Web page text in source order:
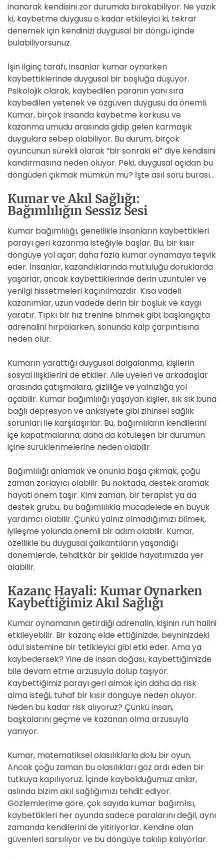
inanarak kendisini zor durumda bırakabiliyor. Ne yazık
ki, kaybetme duygusu o kadar etkileyici ki, tekrar
denemek için kendinizi duygusal bir döngü içinde
bulabiliyorsunuz.
İşin ilginç tarafı, insanlar kumar oynarken
kaybettiklerinde duygusal bir boşluğa düşüyor.
Psikolojik olarak, kaybedilen paranın yanı sıra
kaybedilen yetenek ve özgüven duygusu da önemli.
Kumar, birçok insanda kaybetme korkusu ve
kazanma umudu arasında gidip gelen karmaşık
duygulara sebep olabiliyor. Bu durum, birçok
oyuncunun sürekli olarak “bir sonraki el” diye kendisini
kandırmasına neden oluyor. Peki, duygusal açıdan bu
döngüden çıkmak mümkün mü? İşte asıl soru burası…
Kumar ve Akıl Sağlığı:
Bağımlılığın Sessiz Sesi
Kumar bağımlılığı, genellikle insanların kaybettikleri
parayı geri kazanma isteğiyle başlar. Bu, bir kısır
döngüye yol açar; daha fazla kumar oynamaya teşvik
eder. İnsanlar, kazandıklarında mutluluğu doruklarda
yaşarlar, ancak kaybettiklerinde derin üzüntüler ve
yenilgi hissetmeleri kaçınılmazdır. Kısa vadeli
kazanımlar, uzun vadede derin bir boşluk ve kaygı
yaratır. Tıpkı bir hız trenine binmek gibi; başlangıçta
adrenalini hırpalarken, sonunda kalp çarpıntısına
neden olur.
Kumarın yarattığı duygusal dalgalanma, kişilerin
sosyal ilişkilerini de etkiler. Aile üyeleri ve arkadaşlar
arasında çatışmalara, gizliliğe ve yalnızlığa yol
açabilir. Kumar bağımlılığı yaşayan kişiler, sık sık buna
bağlı depresyon ve anksiyete gibi zihinsel sağlık
sorunları ile karşılaşırlar. Bu, bağımlıların kendilerini
içe kapatmalarına; daha da kötüleşen bir durumun
içine sürüklenmelerine neden olabilir.
Bağımlılığı anlamak ve onunla başa çıkmak, çoğu
zaman zorlayıcı olabilir. Bu noktada, destek aramak
hayati önem taşır. Kimi zaman, bir terapist ya da
destek grubu, bu bağımlılıkla mücadelede en büyük
yardımcı olabilir. Çünkü yalnız olmadığımızı bilmek,
iyileşme yolunda önemli bir adım olabilir. Kumar,
özellikle bu duygusal çalkantıların yaşandığı
dönemlerde, tehditkâr bir şekilde hayatımızda yer
alabilir.
Kazanç Hayali: Kumar Oynarken
Kaybettiğimiz Akıl Sağlığı
Kumar oynamanın getirdiği adrenalin, kişinin ruh halini
etkileyebilir. Bir kazanç elde ettiğinizde, beyninizdeki
ödül sistemine bir tetikleyici gibi etki eder. Ama ya
kaybedersek? Yine de insan doğası, kaybettiğimizde
bile devam etme arzusuyla dolup taşıyor.
Kaybettiğimiz parayı geri almak için daha da risk
alma isteği, tuhaf bir kısır döngüye neden oluyor.
Neden bu kadar risk alıyoruz? Çünkü insan,
başkalarını geçme ve kazanan olma arzusuyla
yanıyor.
Kumar, matematiksel olasılıklarla dolu bir oyun.
Ancak çoğu zaman bu olasılıkları göz ardı eden bir
tutkuya kapılıyoruz. İçinde kaybolduğumuz anlar,
aslında bizim akıl sağlığımızı tehdit ediyor.
Gözlemlerime göre, çok sayıda kumar bağımlısı,
kaybettikleri her oyunda sadece paralarını değil, aynı
zamanda kendilerini de yitiriyorlar. Kendine olan
güvenleri sarsılıyor ve bu döngüye takılıp kalıyorlar.